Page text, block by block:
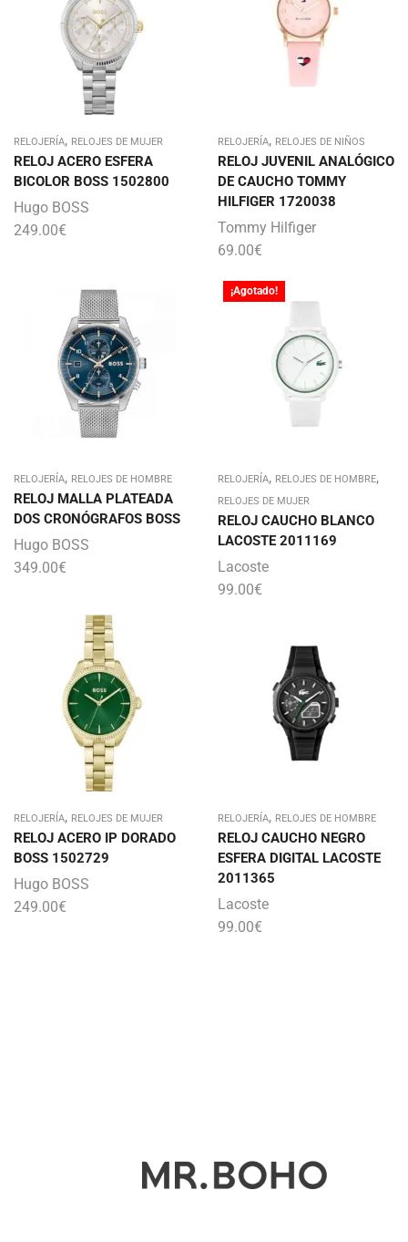
RELOJERÍA, RELOJES DE MUJER
RELOJ ACERO ESFERA
BICOLOR BOSS 1502800
Hugo BOSS
249.00€
RELOJERÍA, RELOJES DE NIÑOS
RELOJ JUVENIL ANALÓGICO
DE CAUCHO TOMMY
HILFIGER 1720038
Tommy Hilfiger
69.00€
RELOJERÍA, RELOJES DE HOMBRE
RELOJ MALLA PLATEADA
DOS CRONÓGRAFOS BOSS
Hugo BOSS
349.00€
¡Agotado!
RELOJERÍA, RELOJES DE HOMBRE,
RELOJES DE MUJER
RELOJ CAUCHO BLANCO
LACOSTE 2011169
Lacoste
99.00€
RELOJERÍA, RELOJES DE MUJER
RELOJ ACERO IP DORADO
BOSS 1502729
Hugo BOSS
249.00€
RELOJERÍA, RELOJES DE HOMBRE
RELOJ CAUCHO NEGRO
ESFERA DIGITAL LACOSTE
2011365
Lacoste
99.00€